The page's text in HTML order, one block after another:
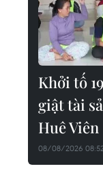
Khởi tố
giật tài
Huê Viên
08/08/2026